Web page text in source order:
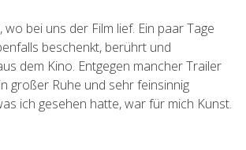
bei uns der Film lief. Ein paar Tage
beschenkt, berührt und
dem Kino. Entgegen mancher Trailer
großer Ruhe und sehr feinsinnig
ich gesehen hatte, war für mich Kunst.